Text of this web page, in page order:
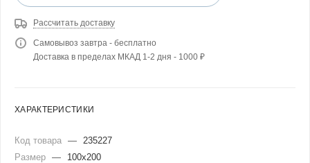
Рассчитать доставку
Самовывоз завтра - бесплатно
Доставка в пределах МКАД 1-2 дня - 1000 ₽
ХАРАКТЕРИСТИКИ
Код товара —
235227
Размер —
100x200